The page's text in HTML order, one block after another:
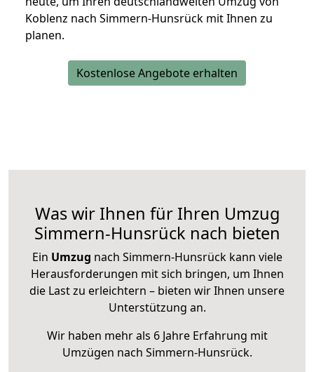
Koblenz nach Simmern-Hunsrück mit Ihnen zu
planen.
Kostenlose Angebote erhalten
Was wir Ihnen für Ihren Umzug
Simmern-Hunsrück nach bieten
Ein Umzug nach Simmern-Hunsrück kann viele
Herausforderungen mit sich bringen, um Ihnen
die Last zu erleichtern – bieten wir Ihnen unsere
Unterstützung an.
Wir haben mehr als 6 Jahre Erfahrung mit
Umzügen nach Simmern-Hunsrück.